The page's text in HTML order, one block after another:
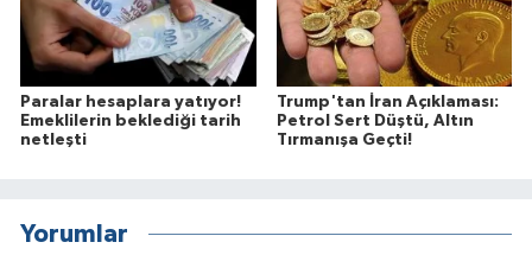
Paralar hesaplara yatıyor!
Emeklilerin beklediği tarih
netleşti
Trump'tan İran Açıklaması:
Petrol Sert Düştü, Altın
Tırmanışa Geçti!
Yorumlar